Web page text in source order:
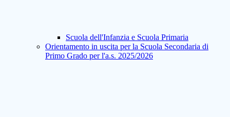
Scuola dell'Infanzia e Scuola Primaria
Orientamento in uscita per la Scuola Secondaria di
Primo Grado per l'a.s. 2025/2026